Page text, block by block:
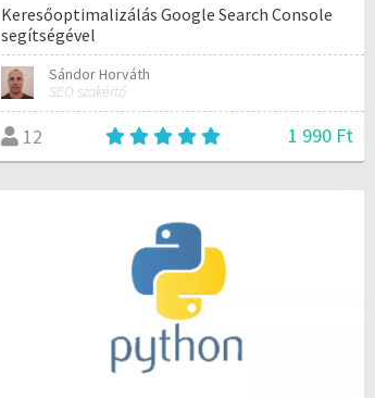
Keresőoptimalizálás Google Search Console
segítségével
Sándor Horváth
SEO szakértő
12 1 990 Ft